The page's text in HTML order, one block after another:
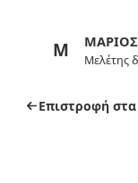
Μ ΜΑΡΙΟΣ
Μελέτης
Επιστροφή